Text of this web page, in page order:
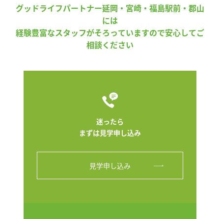
グッドライフパートナー延岡・宮崎・福島駅前・郡山
には
経験豊富なスタッフがそろっていますので安心してご
相談ください
迷ったら
まずは見学申し込み
見学申し込み